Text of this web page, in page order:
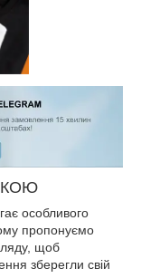
особливого
пропонуємо
щоб
зберегли свій